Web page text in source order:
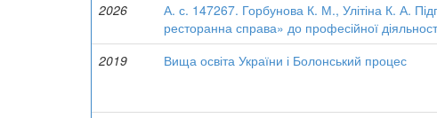
2026
А. с. 147267. Горбунова К. М., Улітіна К. А.
ресторанна справа» до професійної
2019
Вища освіта України і Болонський процес